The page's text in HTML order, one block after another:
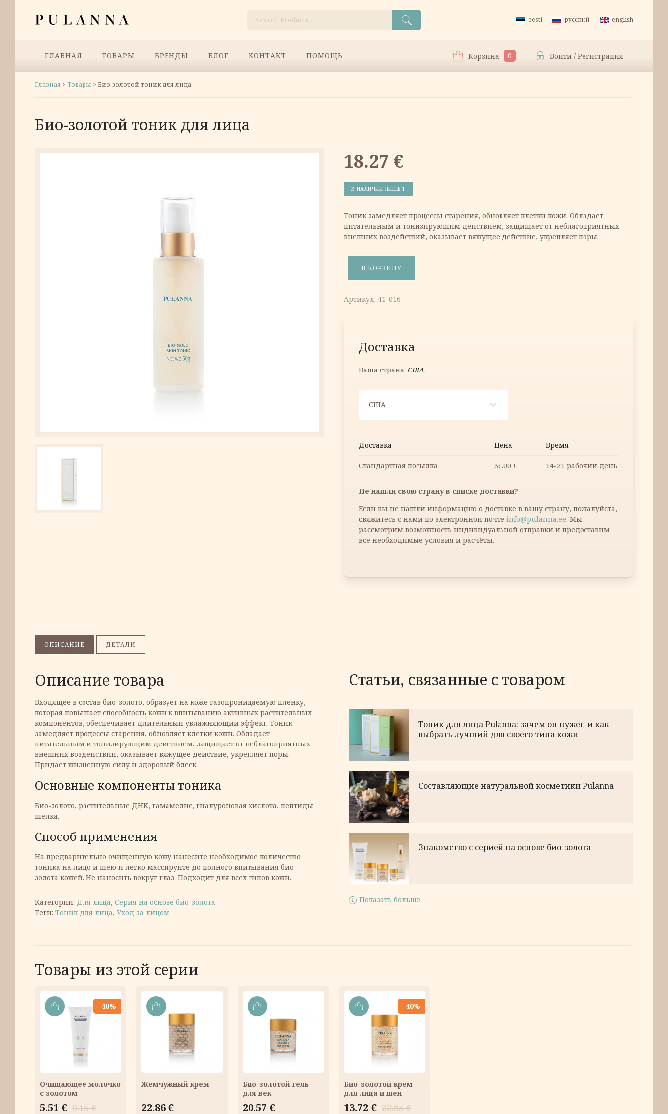
содержимому
eesti русский english
ГЛАВНАЯ ТОВАРЫ БРЕНДЫ БЛОГ КОНТАКТ ПОМОЩЬ Корзина 0 Войти / Регистрация
Главная > Товары > Био-золотой тоник для лица
Био-золотой тоник для лица
18.27 €
В НАЛИЧИИ ЛИШЬ 1
Тоник замедляет процессы старения, обновляет клетки кожи. Обладает
питательным и тонизирующим действием, защищает от неблагоприятных
внешних воздействий, оказывает вяжущее действие, укрепляет поры.
В КОРЗИНУ
Артикул: 41-016
Доставка
Ваша страна: США.
США
Доставка Цена Время
Стандартная посылка 36.00 € 14-21 рабочий день
Не нашли свою страну в списке доставки?
Если вы не нашли информацию о доставке в вашу страну, пожалуйста,
свяжитесь с нами по электронной почте info@pulanna.ee. Мы
рассмотрим возможность индивидуальной отправки и предоставим
все необходимые условия и расчёты.
ОПИСАНИЕ ДЕТАЛИ
Описание товара
Входящее в состав био-золото, образует на коже газопроницаемую пленку,
которая повышает способность кожи к впитыванию активных растительных
компонентов, обеспечивает длительный увлажняющий эффект. Тоник
замедляет процессы старения, обновляет клетки кожи. Обладает
питательным и тонизирующим действием, защищает от неблагоприятных
внешних воздействий, оказывает вяжущее действие, укрепляет поры.
Придает жизненную силу и здоровый блеск.
Основные компоненты тоника
Био-золото, растительные ДНК, гамамелис, гиалуроновая кислота, пептиды
шелка.
Способ применения
На предварительно очищенную кожу нанесите необходимое количество
тоника на лицо и шею и легко массируйте до полного впитывания био-
золота кожей. Не наносить вокруг глаз. Подходит для всех типов кожи.
Категории: Для лица, Серия на основе био-золота
Теги: Тоник для лица, Уход за лицом
Статьи, связанные с товаром
Тоник для лица Pulanna: зачем он нужен и как
выбрать лучший для своего типа кожи
Составляющие натуральной косметики Pulanna
Знакомство с серией на основе био-золота
Показать больше
Товары из этой серии
-40%
Очищающее молочко
с золотом
9.15€
Первоначальная
5.51 €
Текущая
В
КОРЗИНУ
Жемчужный крем
22.86 €
В
КОРЗИНУ
Био-золотой гель
для век
20.57 €
В
КОРЗИНУ
-40%
Био-золотой крем
для лица и шеи
22.85€
Первоначальная
13.72 €
Текущая
В